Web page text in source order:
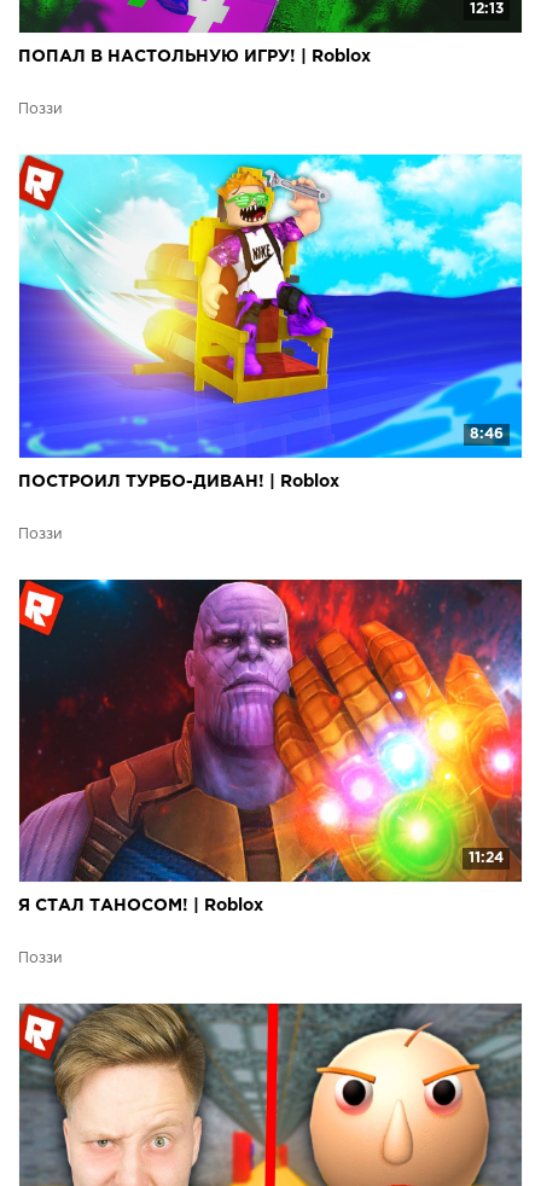
12:13
ПОПАЛ В НАСТОЛЬНУЮ ИГРУ! | Roblox
Поззи
8:46
ПОСТРОИЛ ТУРБО-ДИВАН! | Roblox
Поззи
11:24
Я СТАЛ ТАНОСОМ! | Roblox
Поззи